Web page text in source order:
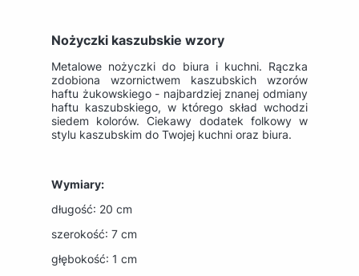
Nożyczki kaszubskie wzory
Metalowe nożyczki do biura i kuchni. Rączka
zdobiona wzornictwem kaszubskich wzorów
haftu żukowskiego - najbardziej znanej odmiany
haftu kaszubskiego, w którego skład wchodzi
siedem kolorów. Ciekawy dodatek folkowy w
stylu kaszubskim do Twojej kuchni oraz biura.
Wymiary:
długość: 20 cm
szerokość: 7 cm
głębokość: 1 cm